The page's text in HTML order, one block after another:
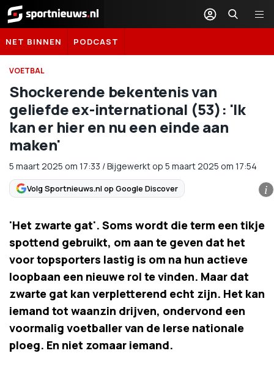
Sportnieuws.nl
NET BINNEN PODCAST
VOETBAL
Shockerende bekentenis van
geliefde ex-international (53): 'Ik
kan er hier en nu een einde aan
maken'
5 maart 2025 om 17:33 /Bijgewerkt op 5 maart 2025 om 17:54
Volg Sportnieuws.nl op Google Discover i
'Het zwarte gat'. Soms wordt die term een tikje
spottend gebruikt, om aan te geven dat het
voor topsporters lastig is om na hun actieve
loopbaan een nieuwe rol te vinden. Maar dat
zwarte gat kan verpletterend echt zijn. Het kan
iemand tot waanzin drijven, ondervond een
voormalig voetballer van de Ierse nationale
ploeg. En niet zomaar iemand.